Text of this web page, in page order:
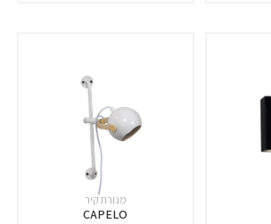
מנורת קיר
CAPELO